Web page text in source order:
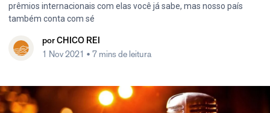
prêmios internacionais com elas você já sabe, mas nosso país
também conta com sé
por CHICO REI
1 Nov 2021 • 7 mins de leitura